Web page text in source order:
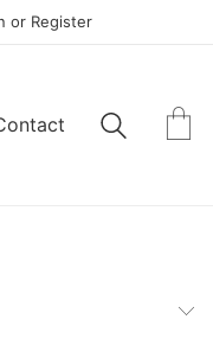
or Register